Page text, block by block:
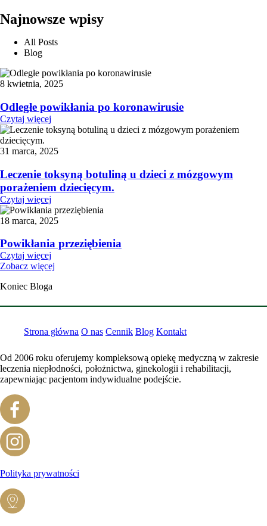
Najnowsze wpisy
All Posts
Blog
8 kwietnia, 2025
Odległe powikłania po koronawirusie
Czytaj więcej
31 marca, 2025
Leczenie toksyną botuliną u dzieci z mózgowym
porażeniem dziecięcym.
Czytaj więcej
18 marca, 2025
Powikłania przeziębienia
Czytaj więcej
Zobacz więcej
Koniec Bloga
Strona główna O nas Cennik Blog Kontakt
Od 2006 roku oferujemy kompleksową opiekę medyczną w zakresie
leczenia niepłodności, położnictwa, ginekologii i rehabilitacji,
zapewniając pacjentom indywidualne podejście.
Polityka prywatności